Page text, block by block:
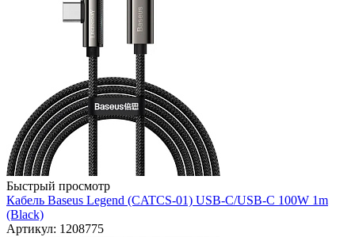
Быстрый просмотр
Кабель Baseus Legend (CATCS-01) USB-C/USB-C 100W 1m
(Black)
Артикул: 1208775